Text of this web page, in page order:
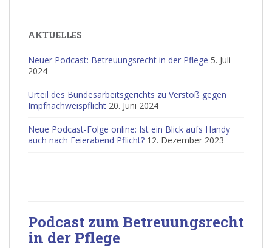
AKTUELLES
Neuer Podcast: Betreuungsrecht in der Pflege 5. Juli
2024
Urteil des Bundesarbeitsgerichts zu Verstoß gegen
Impfnachweispflicht 20. Juni 2024
Neue Podcast-Folge online: Ist ein Blick aufs Handy
auch nach Feierabend Pflicht? 12. Dezember 2023
Podcast zum Betreuungsrecht
in der Pflege